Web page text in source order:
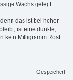
Wachs gelegt.
das ist bei hoher
ist eine dunkle,
kein Milligramm Rost
Gespeichert